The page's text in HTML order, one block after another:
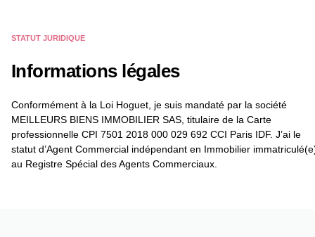
STATUT JURIDIQUE
Informations légales
Conformément à la Loi Hoguet, je suis mandaté par la société
MEILLEURS BIENS IMMOBILIER SAS, titulaire de la Carte
professionnelle CPI 7501 2018 000 029 692 CCI Paris IDF. J’ai le
statut d’Agent Commercial indépendant en Immobilier
au Registre Spécial des Agents Commerciaux.